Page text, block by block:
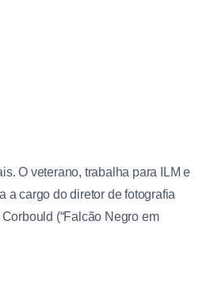
O veterano, trabalha para ILM e
a cargo do diretor de fotografia
(“Falcão Negro em